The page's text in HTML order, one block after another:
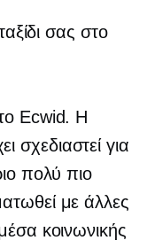
σας στο
Ecwid. Η
για
πολύ πιο
με άλλες
κοινωνικής